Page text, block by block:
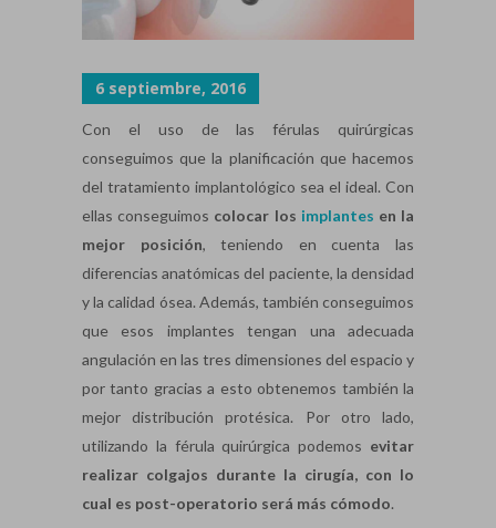
6 septiembre, 2016
Con el uso de las férulas quirúrgicas
conseguimos que la planificación que hacemos
del tratamiento implantológico sea el ideal. Con
ellas conseguimos colocar los implantes en la
mejor posición, teniendo en cuenta las
diferencias anatómicas del paciente, la densidad
y la calidad ósea. Además, también conseguimos
que esos implantes tengan una adecuada
angulación en las tres dimensiones del espacio y
por tanto gracias a esto obtenemos también la
mejor distribución protésica. Por otro lado,
utilizando la férula quirúrgica podemos evitar
realizar colgajos durante la cirugía, con lo
cual es post-operatorio será más cómodo.